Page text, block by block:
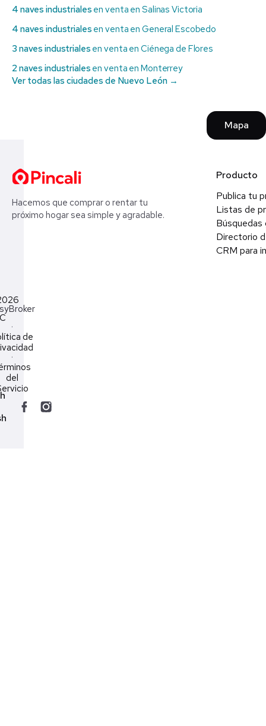
4 naves industriales en venta en Salinas Victoria
4 naves industriales en venta en General Escobedo
3 naves industriales en venta en Ciénega de Flores
2 naves industriales en venta en Monterrey
Ver todas las ciudades de Nuevo León →
Mapa
Hacemos que comprar o rentar tu
próximo hogar sea simple y agradable.
Producto
Publica tu
Listas de
Búsquedas
Directorio
CRM para
·
de
·
del